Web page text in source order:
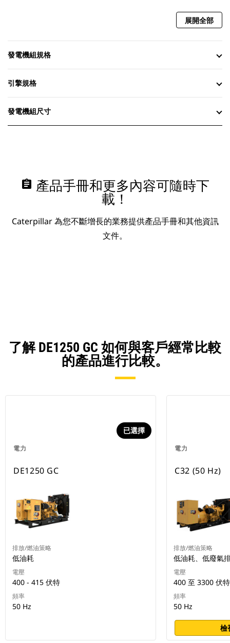
展開全部
發電機組規格
引擎規格
發電機組尺寸
assignment 產品手冊和更多內容可隨時下
載！
Caterpillar 為您不斷增長的業務提供產品手冊和其他資訊
文件。
了解 DE1250 GC 如何與客戶經常比較
的產品進行比較。
電力
已選擇
DE1250 GC
排放/燃油策略
低油耗
電壓
400 - 415 伏特
頻率
50 Hz
電力
C32 (50 Hz)
排放/燃油策略
低油耗、低廢氣
電壓
400 至 3300 伏特
頻率
50 Hz
檢